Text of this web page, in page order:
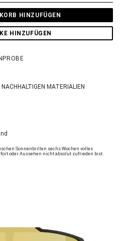
HINZUFÜGEN
HINZUFÜGEN
NACHHALTIGEN MATERIALIEN
Sonnenbrillen sechs Wochen volles
oder Aussehen nicht absolut zufrieden bist.